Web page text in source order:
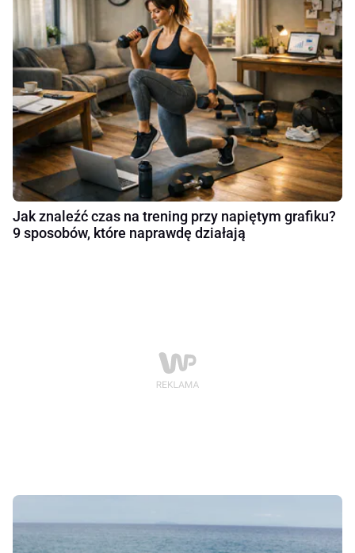
Jak znaleźć czas na trening przy napiętym grafiku?
9 sposobów, które naprawdę działają